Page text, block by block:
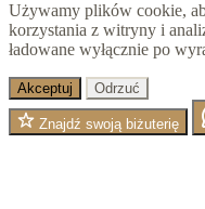
Używamy plików cookie,
korzystania z witryny i
ładowane wyłącznie po
Akceptuj Odrzuć
Znajdź swoją biżuterię